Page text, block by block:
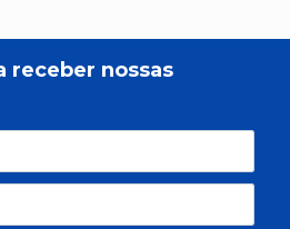
receber nossas